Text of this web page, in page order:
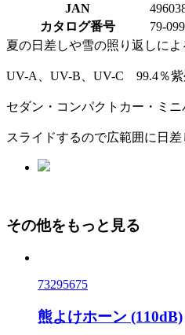
JAN
カタログ番号
79-
夏の日差しや雪の照り返しによ
UV-A、UV-B、UV-C 99.4％紫
セダン・コンパクトカー・ミ
スライドするので広範囲に日
その他をもっと見る
73295675
熊よけホーン (110dB)